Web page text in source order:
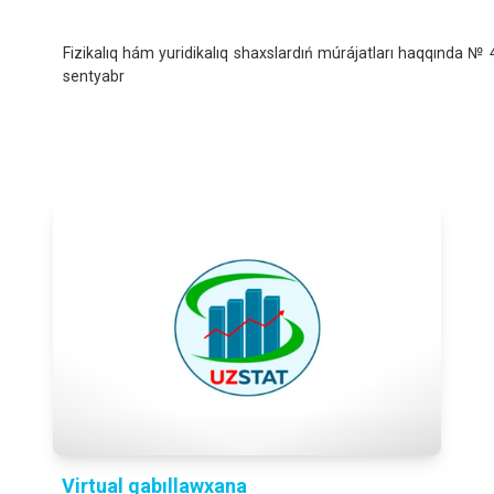
Fizikalıq hám yuridikalıq shaxslardıń múrájatları haqqında №
sentyabr
Virtual qabıllawxana